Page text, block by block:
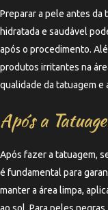
Preparar a pele antes da
hidratada e saudável
após o procedimento.
produtos irritantes na
qualidade da tatuagem e
Após a
Após fazer a tatuagem,
é fundamental para
manter a área limpa,
ao sol. Para peles